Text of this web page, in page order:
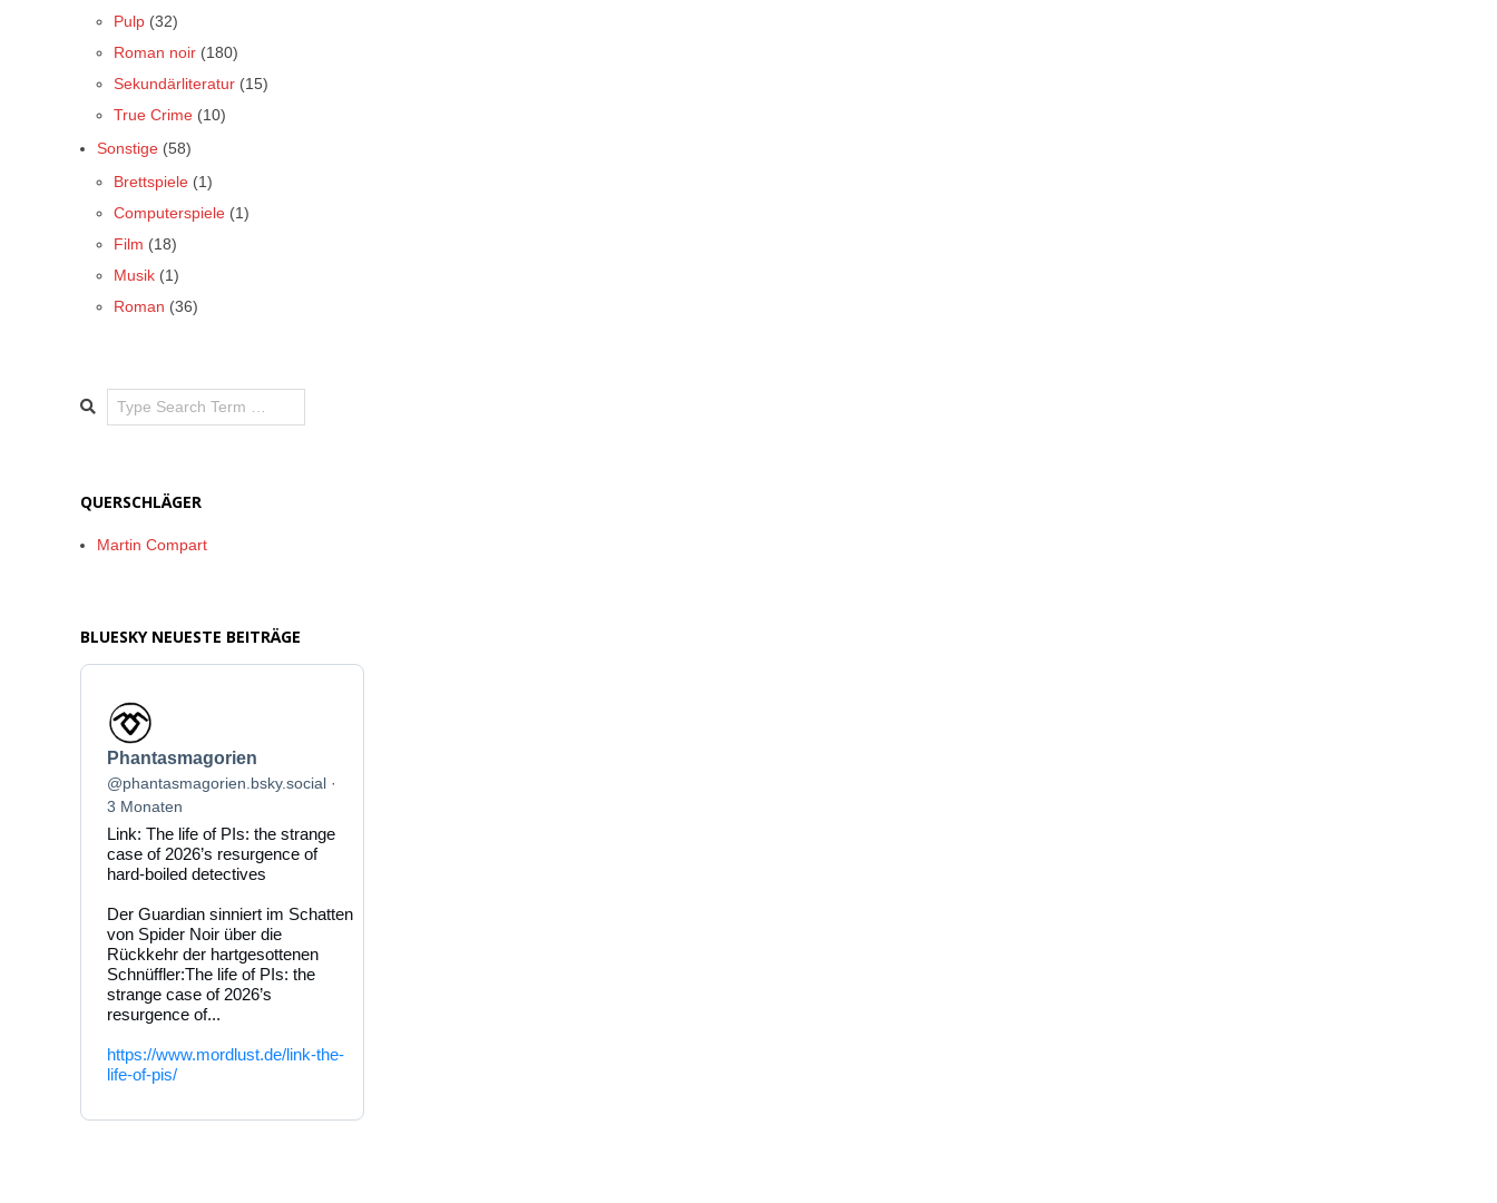
Pulp (32)
Roman noir (180)
Sekundärliteratur (15)
True Crime (10)
Sonstige (58)
Brettspiele (1)
Computerspiele (1)
Film (18)
Musik (1)
Roman (36)
Search
QUERSCHLÄGER
Martin Compart
BLUESKY NEUESTE BEITRÄGE
Beitrag
von
Phantasmagorien
auf
Bluesky
ansehen
Phantasmagorien
@phantasmagorien.bsky.social
3 Monaten
Link: The life of PIs: the strange
case of 2026’s resurgence of
hard-boiled detectives
Der Guardian sinniert im Schatten
von Spider Noir über die
Rückkehr der hartgesottenen
Schnüffler:The life of PIs: the
strange case of 2026’s
resurgence of...
https://www.mordlust.de/link-the-
life-of-pis/